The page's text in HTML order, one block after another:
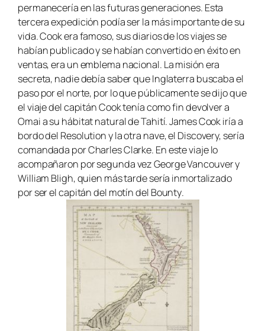
permanecería en las futuras generaciones. Esta
tercera expedición podía ser la más importante de su
vida. Cook era famoso, sus diarios de los viajes se
habían publicado y se habían convertido en éxito en
ventas, era un emblema nacional. La misión era
secreta, nadie debía saber que Inglaterra buscaba el
paso por el norte, por lo que públicamente se dijo que
el viaje del capitán Cook tenía como fin devolver a
Omai a su hábitat natural de Tahití. James Cook iría a
bordo del Resolutiony la otra nave, el Discovery, sería
comandada por Charles Clarke. En este viaje lo
acompañaron por segunda vez George Vancouver y
William Bligh, quien más tarde sería inmortalizado
por ser el capitán del motín del Bounty.